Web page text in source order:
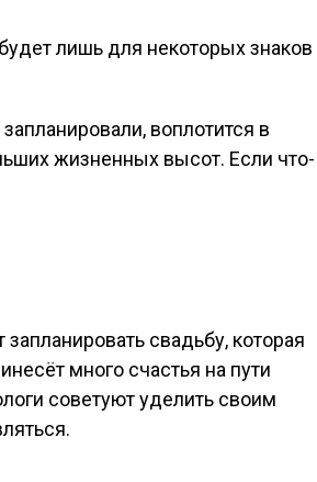
лишь для некоторых знаков
воплотится в
жизненных высот. Если что-
свадьбу, которая
много счастья на пути
советуют уделить своим